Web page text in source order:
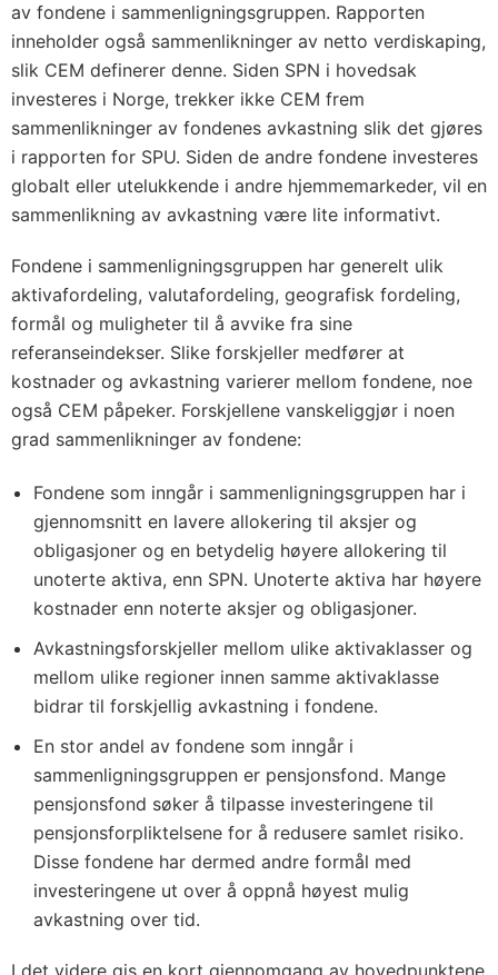
av fondene i sammenligningsgruppen. Rapporten
inneholder også sammenlikninger av netto verdiskaping,
slik CEM definerer denne. Siden SPN i hovedsak
investeres i Norge, trekker ikke CEM frem
sammenlikninger av fondenes avkastning slik det gjøres
i rapporten for SPU. Siden de andre fondene investeres
globalt eller utelukkende i andre hjemmemarkeder, vil en
sammenlikning av avkastning være lite informativt.
Fondene i sammenligningsgruppen har generelt ulik
aktivafordeling, valutafordeling, geografisk fordeling,
formål og muligheter til å avvike fra sine
referanseindekser. Slike forskjeller medfører at
kostnader og avkastning varierer mellom fondene, noe
også CEM påpeker. Forskjellene vanskeliggjør i noen
grad sammenlikninger av fondene:
Fondene som inngår i sammenligningsgruppen har i
gjennomsnitt en lavere allokering til aksjer og
obligasjoner og en betydelig høyere allokering til
unoterte aktiva, enn SPN. Unoterte aktiva har høyere
kostnader enn noterte aksjer og obligasjoner.
Avkastningsforskjeller mellom ulike aktivaklasser og
mellom ulike regioner innen samme aktivaklasse
bidrar til forskjellig avkastning i fondene.
En stor andel av fondene som inngår i
sammenligningsgruppen er pensjonsfond. Mange
pensjonsfond søker å tilpasse investeringene til
pensjonsforpliktelsene for å redusere samlet risiko.
Disse fondene har dermed andre formål med
investeringene ut over å oppnå høyest mulig
avkastning over tid.
I det videre gis en kort gjennomgang av hovedpunktene